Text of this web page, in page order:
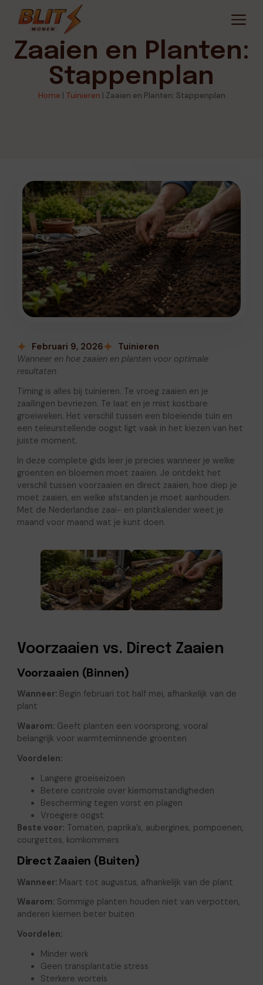
Zaaien en Planten:
Stappenplan
Home | Tuinieren | Zaaien en Planten: Stappenplan
Februari 9, 2026 Tuinieren
Wanneer en hoe zaaien en planten voor optimale
resultaten
Timing is alles bij tuinieren. Te vroeg zaaien en je
zaailingen bevriezen. Te laat en je mist kostbare
groeiweken. Het verschil tussen een bloeiende tuin en
een teleurstellende oogst ligt vaak in het kiezen van het
juiste moment.
In deze complete gids leer je precies wanneer je welke
groenten en bloemen moet zaaien. Je ontdekt het
verschil tussen voorzaaien en direct zaaien, hoe diep je
moet zaaien, en welke afstanden je moet aanhouden.
Met de Nederlandse zaai- en plantkalender weet je
maand voor maand wat je kunt doen.
Voorzaaien vs. Direct Zaaien
Voorzaaien (Binnen)
Wanneer: Begin februari tot half mei, afhankelijk van de
plant
Waarom: Geeft planten een voorsprong, vooral
belangrijk voor warmteminnende groenten
Voordelen:
Langere groeiseizoen
Betere controle over kiemomstandigheden
Bescherming tegen vorst en plagen
Vroegere oogst
Beste voor: Tomaten, paprika’s, aubergines, pompoenen,
courgettes, komkommers
Direct Zaaien (Buiten)
Wanneer: Maart tot augustus, afhankelijk van de plant
Waarom: Sommige planten houden niet van verpotten,
anderen kiemen beter buiten
Voordelen:
Minder werk
Geen transplantatie stress
Sterkere wortels